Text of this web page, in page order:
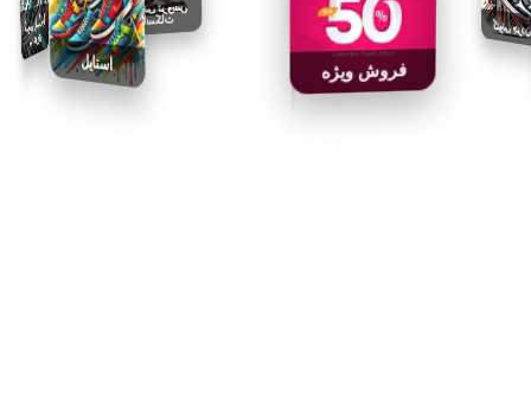
کتونی رانینگ یا
پیاده‌روی
استایل فروش ویژه
کتونی جردن کتونی ایرفورس کتونی ترویس
اسکات